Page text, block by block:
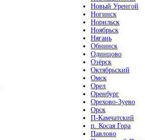
Новый Уренгой
Ногинск
Норильск
Ноябрьск
Нягань
Обнинск
Одинцово
Озёрск
Октябрьский
Омск
Орел
Оренбург
Орехово-Зуево
Орск
П-Камчатский
п. Косая Гора
Павлово